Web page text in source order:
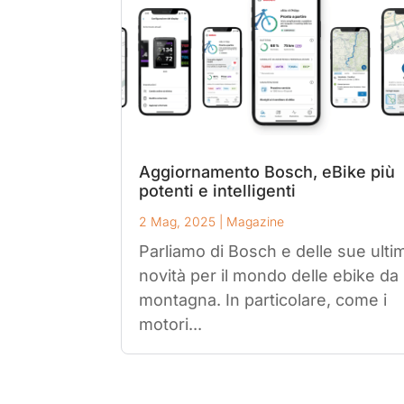
Aggiornamento Bosch, eBike più
potenti e intelligenti
2 Mag, 2025 Magazine
Parliamo di Bosch e delle sue
novità per il mondo delle ebike da
montagna. In particolare, come i
motori...